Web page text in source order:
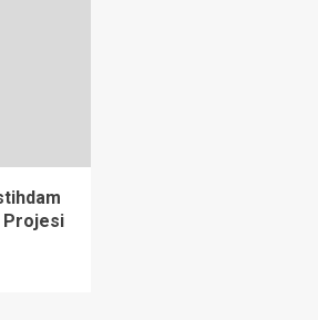
Projesi